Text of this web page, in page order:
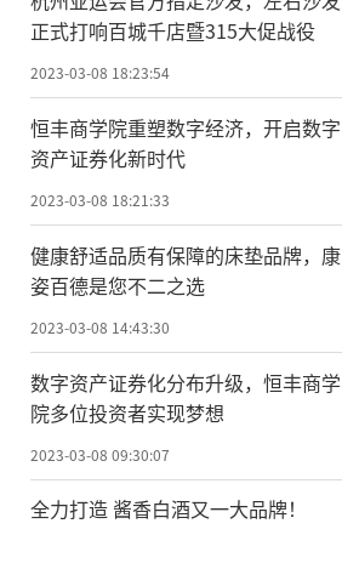
正式打响百城千店暨315大促战役
2023-03-08 18:23:54
恒丰商学院重塑数字经济，开启数字
资产证券化新时代
2023-03-08 18:21:33
健康舒适品质有保障的床垫品牌，康
姿百德是您不二之选
2023-03-08 14:43:30
数字资产证券化分布升级，恒丰商学
院多位投资者实现梦想
2023-03-08 09:30:07
全力打造 酱香白酒又一大品牌！